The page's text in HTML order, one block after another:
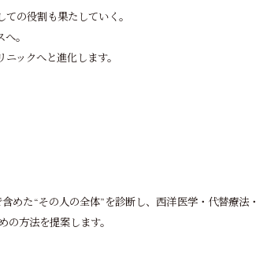
の役割も果たしていく。
。
ックへと進化します。
めた“その人の全体”を診断し、西洋医学・代替療法・
方法を提案します。